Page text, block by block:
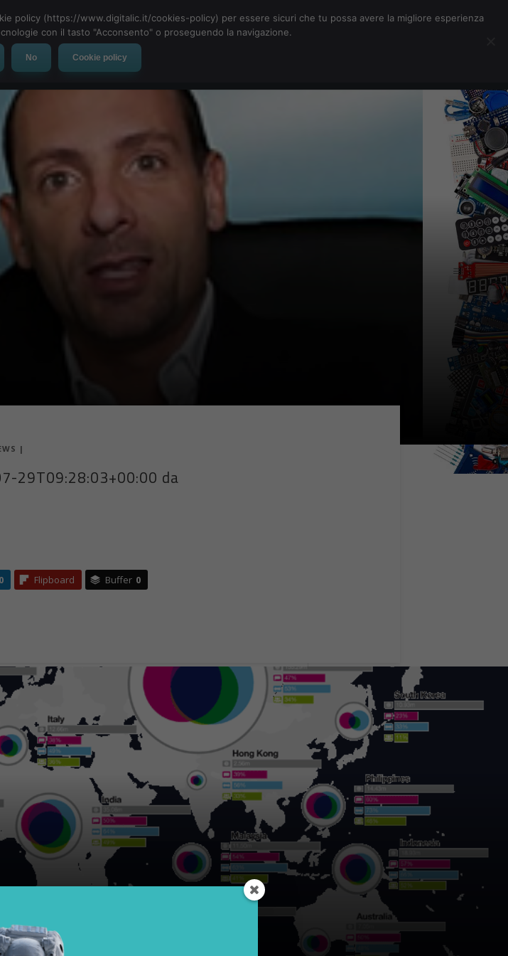
App Automotive Tech-News
|
29T09:28:03+00:00 da
0 Flipboard Buffer 0
policy (https://www.digitalic.it/cookies-policy) per essere sicuri che tu possa avere la migliore esperienza
con il tasto "Acconsento" o proseguendo la navigazione.
No Cookie policy